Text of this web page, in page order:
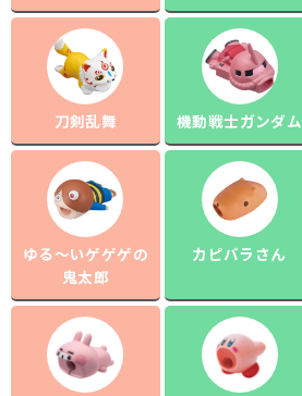
刀剣乱舞 機動戦士ガンダム
ゆる～いゲゲゲの
鬼太郎
カピバラさん